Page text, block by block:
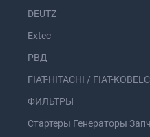
DEUTZ
Extec
РВД
FIAT-HITACHI / FIAT-
ФИЛЬТРЫ
Стартеры Генераторы